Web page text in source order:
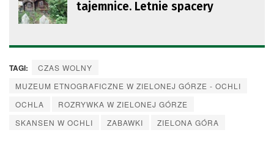
tajemnice. Letnie spacery
TAGI:
CZAS WOLNY
MUZEUM ETNOGRAFICZNE W ZIELONEJ GÓRZE - OCHLI
OCHLA
ROZRYWKA W ZIELONEJ GÓRZE
SKANSEN W OCHLI
ZABAWKI ZIELONA GÓRA